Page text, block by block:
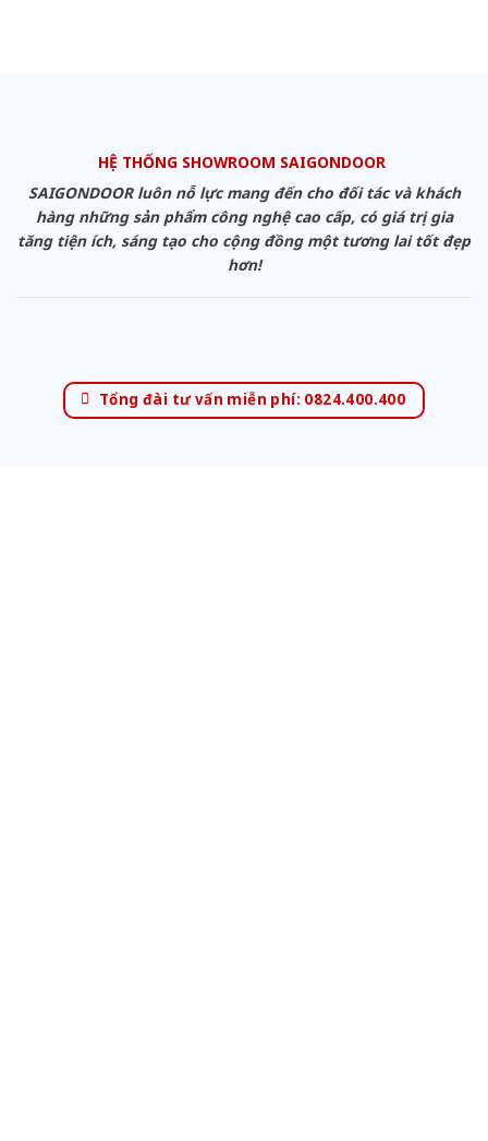
HỆ THỐNG SHOWROOM SAIGONDOOR
SAIGONDOOR luôn nỗ lực mang đến cho đối tác và khách
hàng những sản phẩm công nghệ cao cấp, có giá trị gia
tăng tiện ích, sáng tạo cho cộng đồng một tương lai tốt đẹp
hơn!
Tổng đài tư vấn miễn phí: 0824.400.400